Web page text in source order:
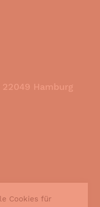
Cookies für
22049 Hamburg